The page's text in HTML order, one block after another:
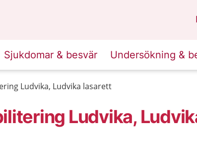
Sjukdomar & besvär Undersökning &
Ludvika, Ludvika lasarett
Ludvika,